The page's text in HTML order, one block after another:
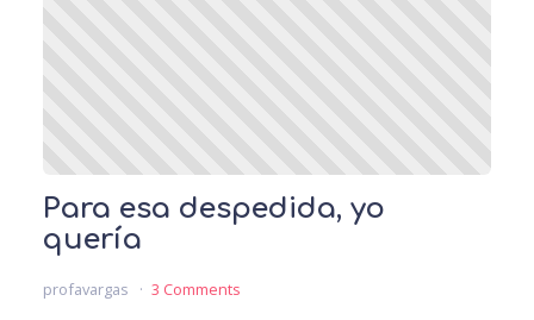
Para esa despedida, yo
quería
profavargas 3 Comments